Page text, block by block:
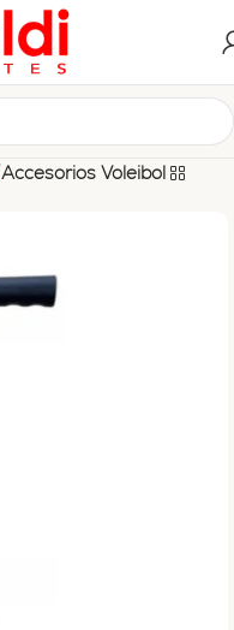
Accesorios Voleibol